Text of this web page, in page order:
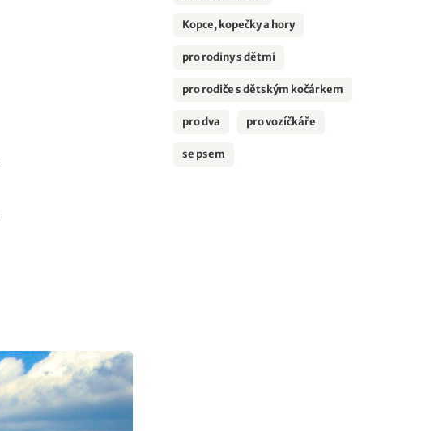
Kopce, kopečky a hory
pro rodiny s dětmi
pro rodiče s dětským kočárkem
pro dva pro vozíčkáře
se psem